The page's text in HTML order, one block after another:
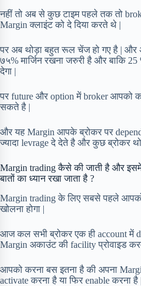
नहीं तो अब से कुछ टाइम पहले तक तो
Margin क्लाइंट को दे दिया करते थे |
पर अब थोड़ा बहुत रूल चेंज हो गए है | और
७५% मार्जिन रखना जरुरी है और बाकि 25
देगा |
पर future और option में broker आपको कई
सकते है |
और यह Margin आपके ब्रोकर पर
ज्यादा levrage दे देते है और कुछ ब्रोकर
Margin trading कैसे की जाती है और
बातों का ध्यान रखा जाता है ?
Margin trading के लिए सबसे पहले
खोलना होगा |
आज कल सभी ब्रोकर एक ही account में
Margin अकाउंट की facility प्रोवाइड
आपको करना बस इतना है की अपना
activate करना है या फिर enable करना है |